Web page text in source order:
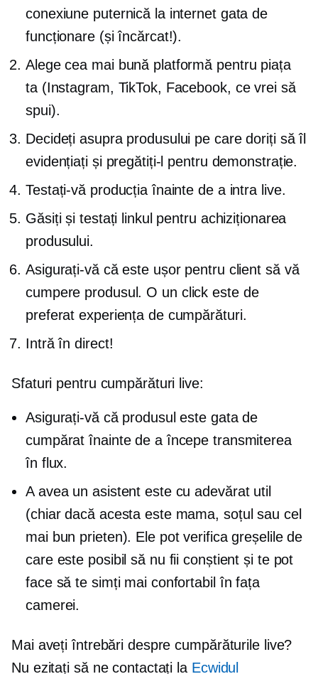
conexiune puternică la internet gata de
funcționare (și încărcat!).
Alege cea mai bună platformă pentru piața
ta (Instagram, TikTok, Facebook, ce vrei să
spui).
Decideți asupra produsului pe care doriți să îl
evidențiați și pregătiți-l pentru demonstrație.
Testați-vă producția înainte de a intra live.
Găsiți și testați linkul pentru achiziționarea
produsului.
Asigurați-vă că este ușor pentru client să vă
cumpere produsul. O un click este de
preferat experiența de cumpărături.
Intră în direct!
Sfaturi pentru cumpărături live:
Asigurați-vă că produsul este gata de
cumpărat înainte de a începe transmiterea
în flux.
A avea un asistent este cu adevărat util
(chiar dacă acesta este mama, soțul sau cel
mai bun prieten). Ele pot verifica greșelile de
care este posibil să nu fii conștient și te pot
face să te simți mai confortabil în fața
camerei.
Mai aveți întrebări despre cumpărăturile live?
Nu ezitați să ne contactați la Ecwidul